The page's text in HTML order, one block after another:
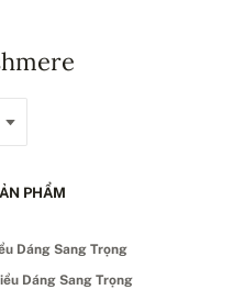
PHẨM
Dáng Sang Trọng
Dáng Sang Trọng